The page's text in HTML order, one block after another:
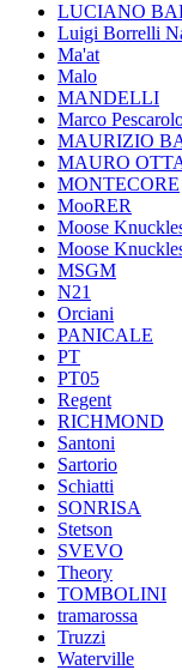
LUCIANO
Luigi Borrelli
Ma'at
Malo
MANDELLI
Marco
MAURIZIO
MAURO
MONTECORE
MooRER
Moose
Moose
MSGM
N21
Orciani
PANICALE
PT
PT05
Regent
RICHMOND
Santoni
Sartorio
Schiatti
SONRISA
Stetson
SVEVO
Theory
TOMBOLINI
tramarossa
Truzzi
Waterville